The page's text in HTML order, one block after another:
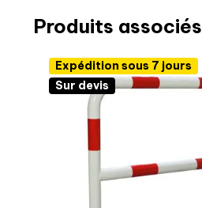
Produits associés
Expédition sous 7 jours
Sur devis